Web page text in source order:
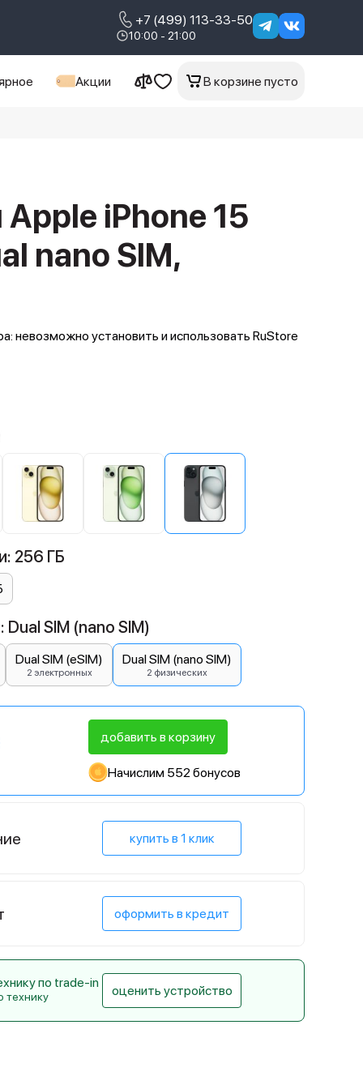
+7 (499) 113-33-50
10:00 - 21:00
Акции В корзине пусто
iPhone 15
nano SIM,
невозможно установить и использовать RuStore
256 ГБ
SIM (nano SIM)
Dual SIM (eSIM)
2 электронных
Dual SIM (nano SIM)
2 физических
добавить в корзину
Начислим 552 бонусов
купить в 1 клик
оформить в кредит
по trade-in
технику оценить устройство